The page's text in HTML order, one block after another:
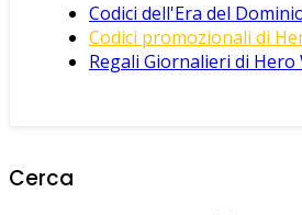
Codici dell'Era del
Codici promozionali di
Regali Giornalieri di Hero
Cerca